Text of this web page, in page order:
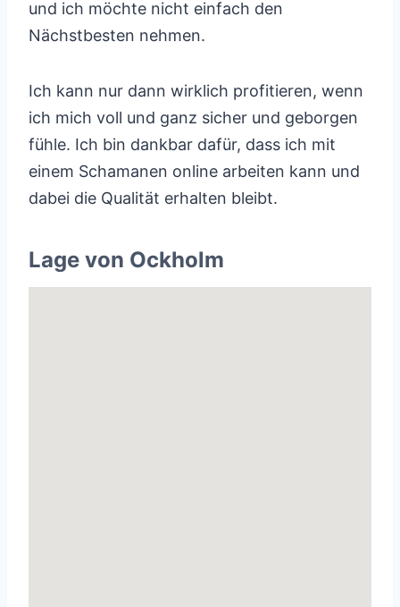
und ich möchte nicht einfach den
Nächstbesten nehmen.
Ich kann nur dann wirklich profitieren, wenn
ich mich voll und ganz sicher und geborgen
fühle. Ich bin dankbar dafür, dass ich mit
einem Schamanen online arbeiten kann und
dabei die Qualität erhalten bleibt.
Lage von Ockholm